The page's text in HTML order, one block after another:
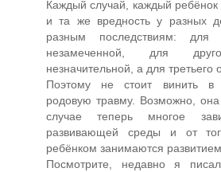
Каждый случай, каждый
и та же вредность у разных
разным последствиям:
незамеченной, для
незначительной, а для третьего
Поэтому не стоит винить в
родовую травму. Возможно,
случае теперь многое
развивающей среды и от
ребёнком занимаются
Посмотрите, недавно я